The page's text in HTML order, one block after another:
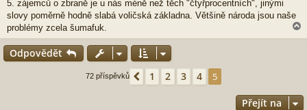
5. zájemců o zbraně je u nás méně než těch "čtyřprocentních", jinými
slovy poměrně hodně slabá voličská základna. Většině národa jsou naše
problémy zcela šumafuk.
a
Odpovědět
72 příspěvků Předchozí
1 2 3 4 5
Přejít na